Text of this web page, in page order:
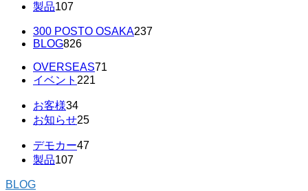
製品107
300 POSTO OSAKA237
BLOG826
OVERSEAS71
イベント 221
お客様34
お知らせ25
デモカー47
製品107
BLOG